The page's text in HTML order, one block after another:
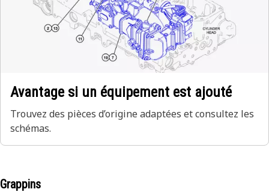
Avantage si un équipement est ajouté
Trouvez des pièces d’origine adaptées et consultez les
schémas.
Grappins